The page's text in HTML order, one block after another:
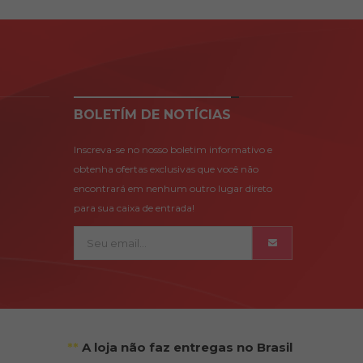
BOLETÍM DE NOTÍCIAS
Inscreva-se no nosso boletim informativo e
obtenha ofertas exclusivas que você não
encontrará em nenhum outro lugar direto
para sua caixa de entrada!
** A loja não faz entregas no Brasil